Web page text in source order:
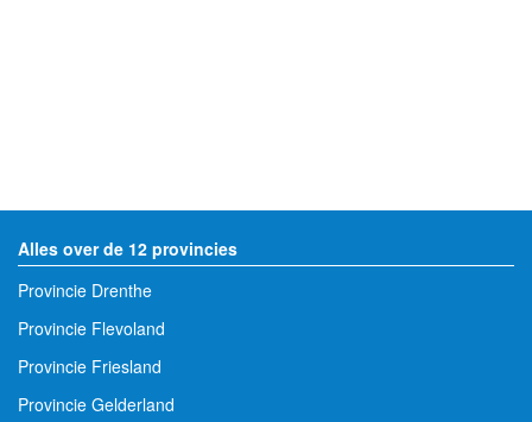
Alles over de 12 provincies
Provincie Drenthe
Provincie Flevoland
Provincie Friesland
Provincie Gelderland